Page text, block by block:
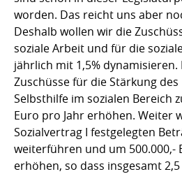
worden. Das reicht uns aber
Deshalb wollen wir die
soziale Arbeit und für die
jährlich mit 1,5%
Zuschüsse für die Stärkung
Selbsthilfe im sozialen Bereich
Euro pro Jahr erhöhen. Weiter
Sozialvertrag I festgelegten
weiterführen und um 500.000,-
erhöhen, so dass insgesamt